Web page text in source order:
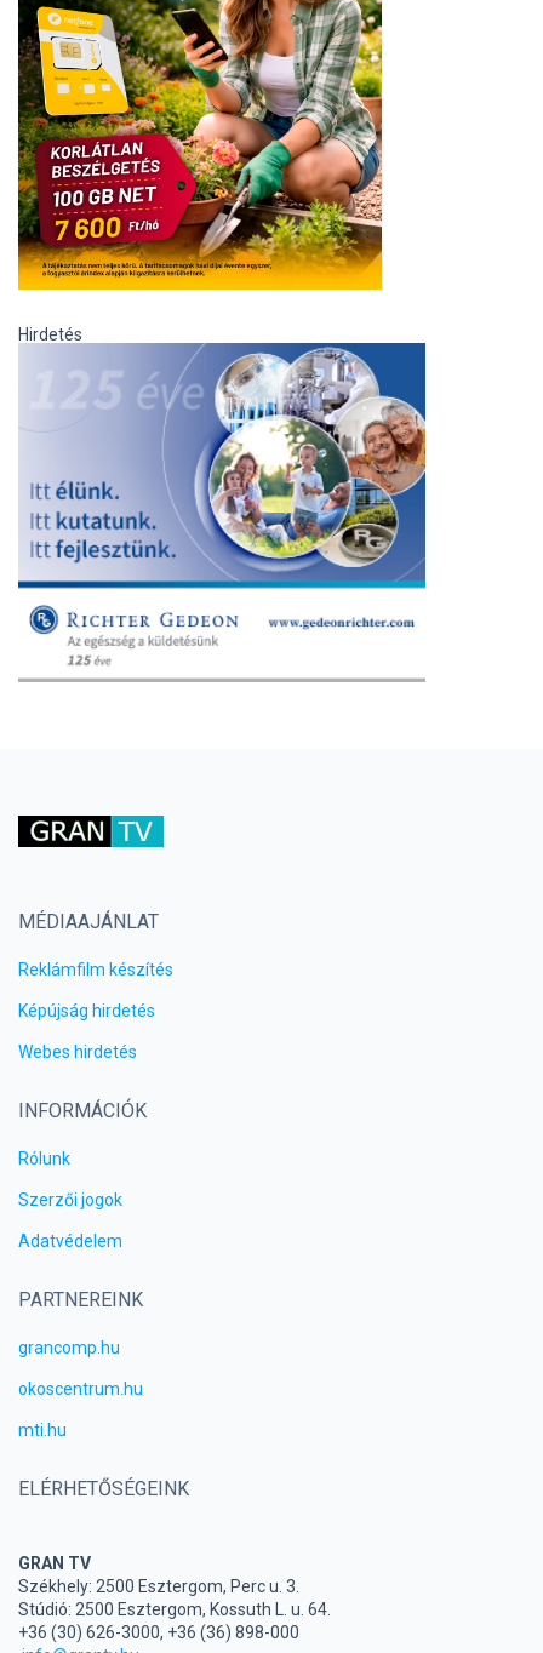
Hirdetés
MÉDIAAJÁNLAT
Reklámfilm készítés
Képújság hirdetés
Webes hirdetés
INFORMÁCIÓK
Rólunk
Szerzői jogok
Adatvédelem
PARTNEREINK
grancomp.hu
okoscentrum.hu
mti.hu
ELÉRHETŐSÉGEINK
GRAN TV
Székhely: 2500 Esztergom, Perc u. 3.
Stúdió: 2500 Esztergom, Kossuth L. u. 64.
+36 (30) 626-3000, +36 (36) 898-000